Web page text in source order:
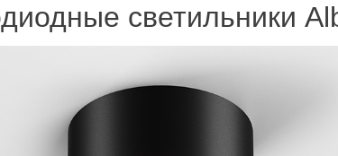
светильники